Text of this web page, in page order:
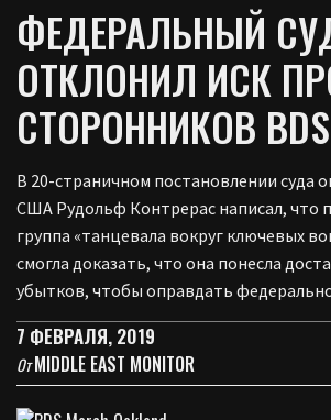
ФЕДЕРАЛЬНЫЙ
ОТКЛОНИЛ ИСК
СТОРОННИКОВ BDS
В 20-страничном постановлении суда
США Рудольф Контрерас написал, что
группа «танцевала вокруг ключевых
смогла доказать, что она понесла
убытков, чтобы оправдать
7 ФЕВРАЛЯ, 2019
ОтMIDDLE EAST MONITOR